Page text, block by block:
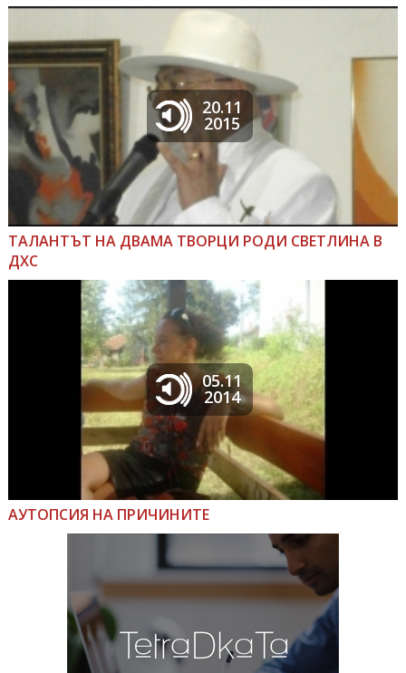
20.11
2015
ТАЛАНТЪТ НА ДВАМА ТВОРЦИ РОДИ СВЕТЛИНА В
ДХС
05.11
2014
АУТОПСИЯ НА ПРИЧИНИТЕ